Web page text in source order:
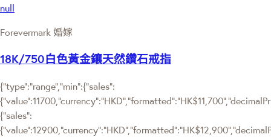
null
Forevermark 婚嫁
18K/750白色黃金鑲天然鑽石戒指
{"type":"range","min":{"sales":
{"sales":